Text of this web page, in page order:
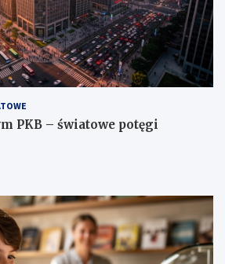
PKB – światowe potęgi